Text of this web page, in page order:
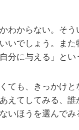
わからない。そ
いでしょう。また
分に与える」とい
ても、きっかけ
えてしてみる、誰
いほうを選んでみ